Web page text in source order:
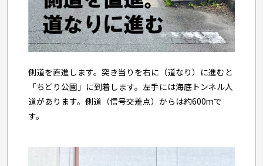
側道を直進します。突き当りを右に（道なり）に進むと
「ちどり公園」に到着します。左手には海底トンネル人
道があります。側道（信号交差点）からは約600mで
す。